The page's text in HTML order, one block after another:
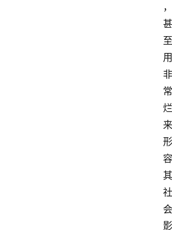
，
甚
至
用
非
常
烂
来
形
容
其
社
会
影